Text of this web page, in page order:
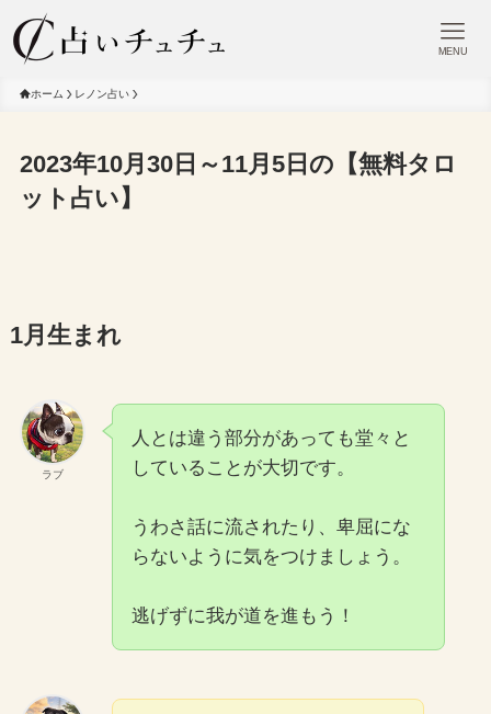
MENU
ホーム レノン占い
2023年10月30日～11月5日の【無料タロ
ット占い】
1月生まれ
ラブ
人とは違う部分があっても堂々と
していることが大切です。
うわさ話に流されたり、卑屈にな
らないように気をつけましょう。
逃げずに我が道を進もう！